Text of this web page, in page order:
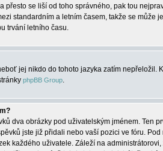
přesto se liší od toho správného, pak tou
standardním a letním časem, takže se může
trvání letního času.
jej nikdo do tohoto jazyka zatím nepřeložil.
phpBB Group.
dva obrázky pod uživatelským jménem. Ten
jste již přidali nebo vaší pozici ve fóru.
každého uživatele. Záleží na